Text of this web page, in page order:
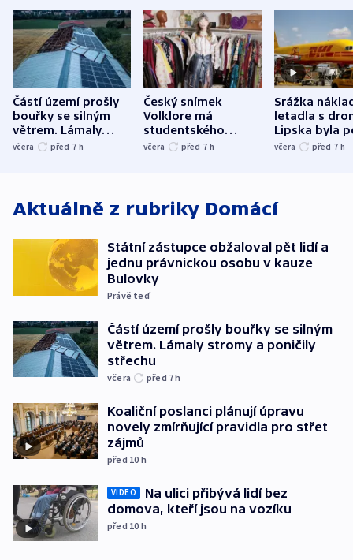
Částí území prošly
bouřky se silným
větrem. Lámaly
stromy a poničily
včera před 7 h
Český snímek
Volklore má
studentského
Oscara, zabojuje o
včera před 7 h
Srážka
letadla s
Lipska byla
německého
včera před 7 h
Aktuálně z rubriky Domácí
Státní zástupce obžaloval pět lidí a
jednu právnickou osobu v kauze
Bulovky
Právě teď
Částí území prošly bouřky se silným
větrem. Lámaly stromy a poničily
střechu
včera před 7h
Koaliční poslanci plánují úpravu
novely zmírňující pravidla pro střet
zájmů
před 10 h
VIDEO
Na ulici přibývá lidí bez
domova, kteří jsou na vozíku
před 10 h